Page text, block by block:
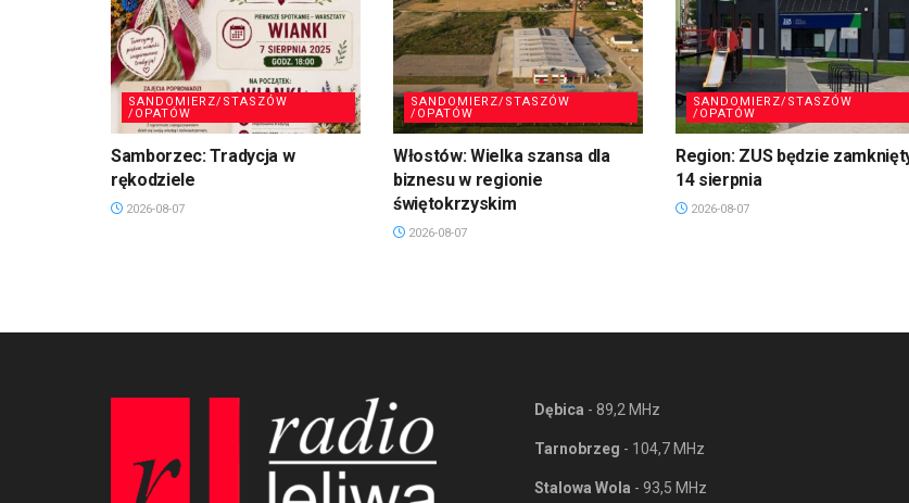
SANDOMIERZ/STASZÓW
/OPATÓW
Samborzec: Tradycja w
rękodziele
2026-08-07
SANDOMIERZ/STASZÓW
/OPATÓW
Włostów: Wielka szansa dla
biznesu w regionie
świętokrzyskim
2026-08-07
SANDOMIERZ/STASZÓW
/OPATÓW
Region: ZUS będzie
14 sierpnia
2026-08-07
Dębica - 89,2 MHz
Tarnobrzeg - 104,7 MHz
Stalowa Wola - 93,5 MHz